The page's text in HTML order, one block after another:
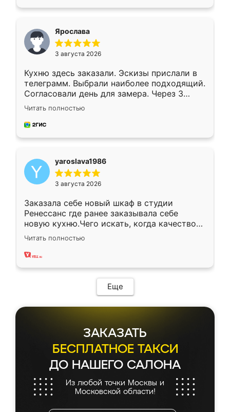
Ярослава
3 августа 2026
Кухню здесь заказали. Эскизы прислали в
телеграмм. Выбрали наиболее подходящий.
Согласовали день для замера. Через 3
недели кухня была уже готова. Остались
довольны работой. Спасибо Ренессанс
мебель за качественную работу!
Читать полностью
yaroslava1986
3 августа 2026
Заказала себе новый шкаф в студии
Ренессанс где ранее заказывала себе
новую кухню.Чего искать, когда качеством
вполне довольна. Служит кухня уже почти
два года, нареканий нет.
Читать полностью
Еще
ЗАКАЗАТЬ
БЕСПЛАТНОЕ ТАКСИ
ДО НАШЕГО САЛОНА
Из любой точки Москвы и
Московской области!